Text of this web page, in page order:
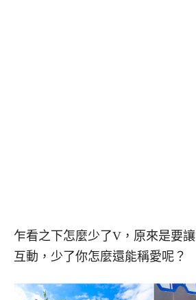
乍看之下怎麼少了V，原來是要
互動，少了你怎麼還能稱愛呢？